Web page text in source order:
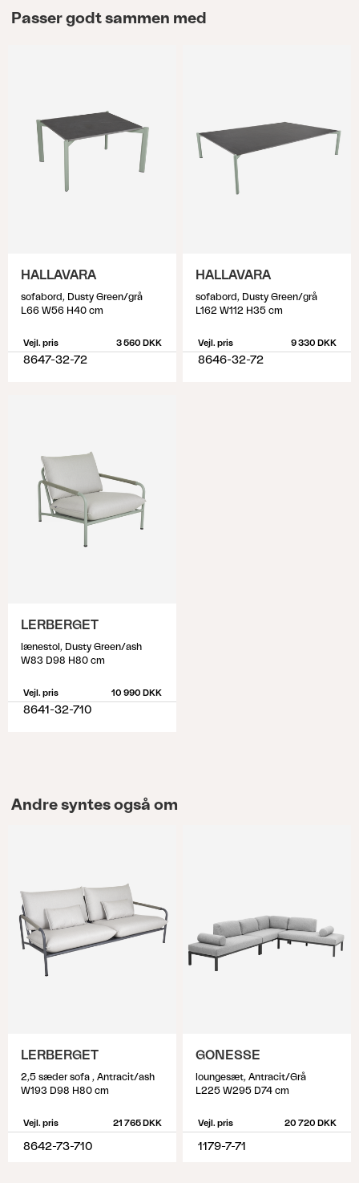
Passer godt sammen med
HALLAVARA
sofabord, Dusty Green/grå
L66 W56 H40 cm
Vejl. pris 3 560 DKK
8647-32-72
HALLAVARA
sofabord, Dusty Green/grå
L162 W112 H35 cm
Vejl. pris 9 330 DKK
8646-32-72
LERBERGET
lænestol, Dusty Green/ash
W83 D98 H80 cm
Vejl. pris 10 990 DKK
8641-32-710
Andre syntes også om
LERBERGET
2,5 sæder sofa , Antracit/ash
W193 D98 H80 cm
Vejl. pris 21 765 DKK
8642-73-710
GONESSE
loungesæt, Antracit/Grå
L225 W295 D74 cm
Vejl. pris 20 720 DKK
1179-7-71